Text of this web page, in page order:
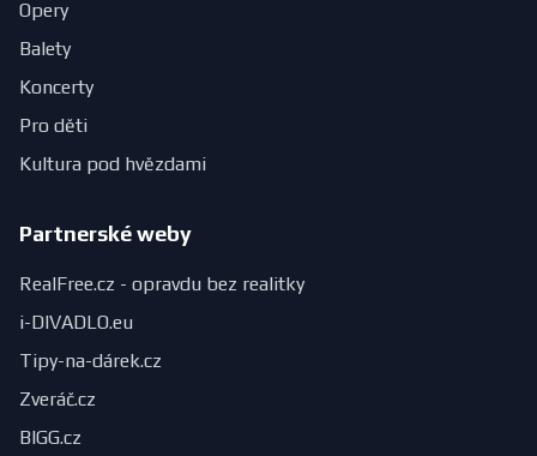
Opery
Balety
Koncerty
Pro děti
Kultura pod hvězdami
Partnerské weby
RealFree.cz - opravdu bez realitky
i-DIVADLO.eu
Tipy-na-dárek.cz
Zveráč.cz
BIGG.cz